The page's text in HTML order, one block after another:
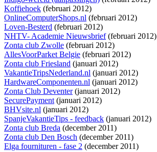
Koffiehoek (februari 2012)
OnlineComputerShops.nl (februari 2012)
Loven-Besterd (februari 2012)
NHTV- Academie Nieuwsbrief(februari 2012)
Zonta club Zwolle (februari 2012)
AllesVoorParket Belgie (februari 2012)
Zonta club Friesland (januari 2012)
VakantieTripsNederland.nl (januari 2012)
HardwareComponenten.nl (januari 2012)
Zonta Club Deventer(januari 2012)
SecurePayment(januari 2012)
BHVsite.nl (januari 2012)
SpanjeVakantieTips - feedback (januari 2012)
Zonta club Breda (december 2011)
Zonta club Den Bosch (december 2011)
Elga fournituren - fase 2 (december 2011)